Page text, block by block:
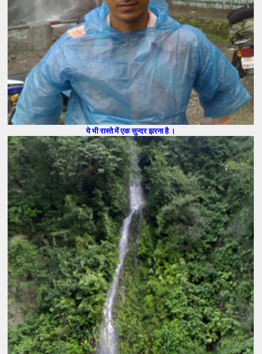
ये भी रास्ते में एक सुन्दर झरना है ।